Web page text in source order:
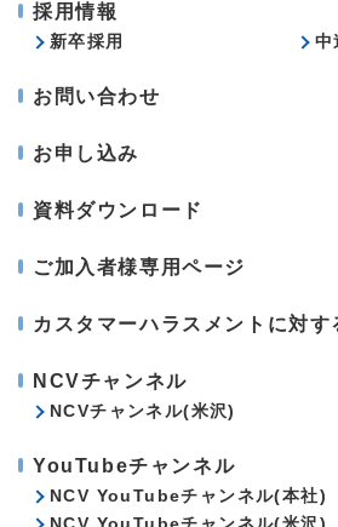
採用情報
新卒採用 中
お問い合わせ
お申し込み
資料ダウンロード
ご加入者様専用ページ
カスタマーハラスメントに対
NCVチャンネル
NCVチャンネル(米沢)
YouTubeチャンネル
NCV YouTubeチャンネル(本社)